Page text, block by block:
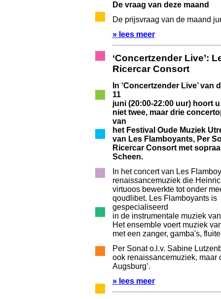
De vraag van deze maand
De prijsvraag van de maand
» lees meer
‘Concertzender Live’:
Ricercar Consort
In ‘Concertzender Live’ van
11
juni (20:00-22:00 uur) hoort
niet twee, maar drie
van
het Festival Oude Muziek
van Les Flamboyants, Per
Ricercar Consort met
Scheen.
In het concert van Les
renaissancemuziek die
virtuoos bewerkte tot onder
qoudlibet. Les Flamboyants is
gespecialiseerd
in de instrumentale muziek
Het ensemble voert muziek
met een zanger, gamba's,
Per Sonat o.l.v. Sabine
ook renaissancemuziek, maar
Augsburg’.
» lees meer